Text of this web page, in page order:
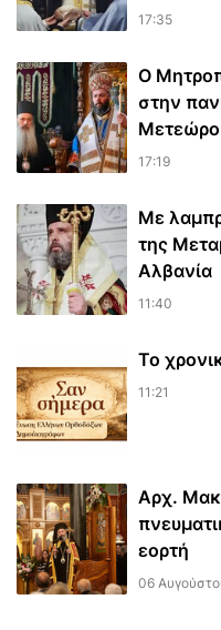
17:35
Ο
στην
17:19
Με
της
Αλβανία
11:40
Το
11:21
Αρχ.
εορτή
06